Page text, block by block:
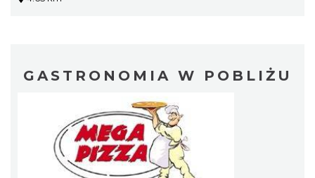
GASTRONOMIA W POBLIŻU